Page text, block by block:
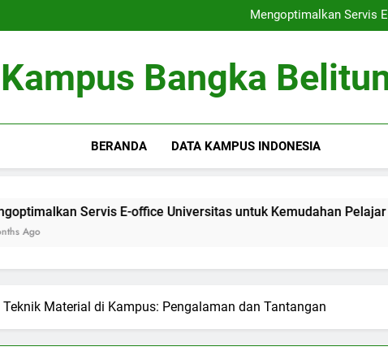
Mengoptimalkan Servis
Optimalisasi
Mengoptimalkan Servis
Optimalisasi
Kampus Bangka
BERANDA DATA KAMPUS INDONESIA
Servis E-office Universitas untuk Kemudahan Pelajar
3
Material di Kampus: Pengalaman dan Tantangan